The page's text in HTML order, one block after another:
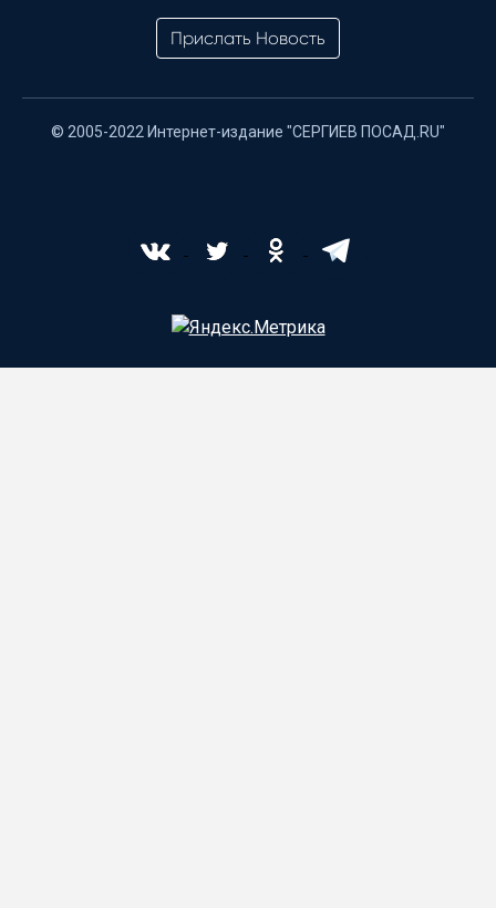
Прислать Новость
© 2005-2022 Интернет-издание "СЕРГИЕВ ПОСАД.RU"